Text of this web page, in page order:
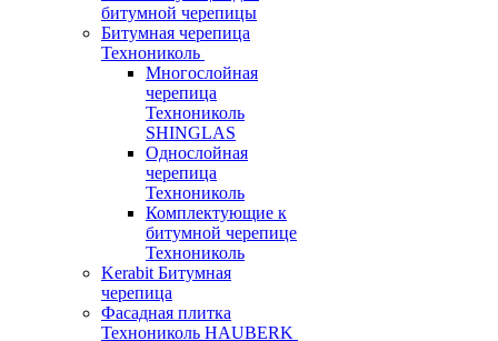
битумной черепицы
Битумная черепица
Технониколь
Многослойная
черепица
Технониколь
SHINGLAS
Однослойная
черепица
Технониколь
Комплектующие к
битумной черепице
Технониколь
Kerabit Битумная
черепица
Фасадная плитка
Технониколь HAUBERK